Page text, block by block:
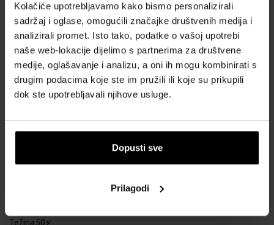
Kolačiće upotrebljavamo kako bismo personalizirali
sadržaj i oglase, omogućili značajke društvenih medija i
analizirali promet. Isto tako, podatke o vašoj upotrebi
naše web-lokacije dijelimo s partnerima za društvene
medije, oglašavanje i analizu, a oni ih mogu kombinirati s
drugim podacima koje ste im pružili ili koje su prikupili
dok ste upotrebljavali njihove usluge.
Dopusti sve
Prilagodi
Oznaka (za koga): Ženski
Marka: Tommy Hilfiger
Stil: Sportski
Vodootporan: 30M
Boja remena: Plava
Materijal remena: Silikon
Boja brojčanika: plava
Brojčanik: analogni
Mehanizam: kvarcni - baterija
Staklo: Mineralno
Težina 50 g